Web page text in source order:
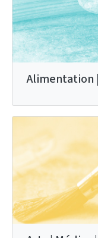
Alimentation